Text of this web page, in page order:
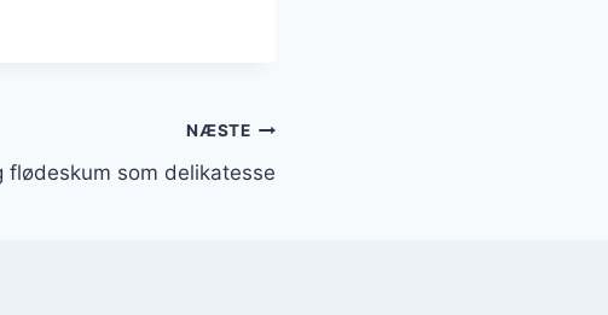
NÆSTE
flødeskum som delikatesse